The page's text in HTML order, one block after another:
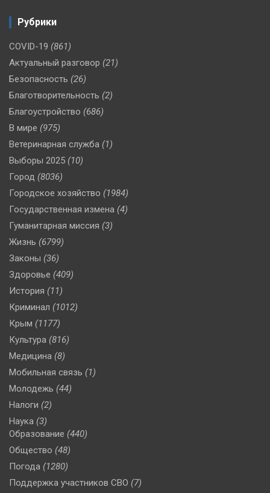
Рубрики
COVID-19 (861)
Актуальный разговор (21)
Безопасность (26)
Благотворительность (2)
Благоустройство (686)
В мире (975)
Ветеринарная служба (1)
Выборы 2025 (10)
Город (8036)
Городское хозяйство (1984)
Государственная измена (4)
Гуманитарная миссия (3)
Жизнь (6799)
Законы (36)
Здоровье (409)
История (11)
Криминал (1012)
Крым (1177)
Культура (816)
Медицина (8)
Мобильная связь (1)
Молодежь (44)
Налоги (2)
Наука (3)
Образование (440)
Общество (48)
Погода (1280)
Поддержка участников СВО (7)